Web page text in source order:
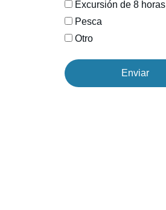
Excursión de 8 horas
Pesca
Otro
Enviar